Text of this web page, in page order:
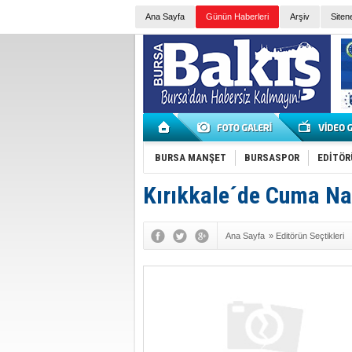
Ana Sayfa Günün Haberleri Arşiv
BURSA MANŞET BURSASPOR
Kırıkkale´de Cuma
Ana Sayfa » Editörün Seçtikleri